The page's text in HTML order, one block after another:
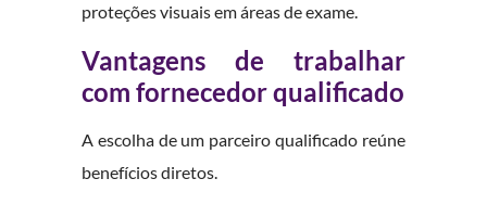
proteções visuais em áreas de exame.
Vantagens de trabalhar
com fornecedor qualificado
A escolha de um parceiro qualificado reúne
benefícios diretos.